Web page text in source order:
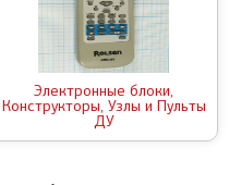
Электронные блоки,
Конструкторы, Узлы и Пульты
ДУ